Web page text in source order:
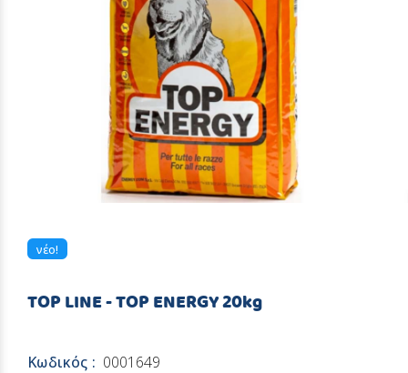
νέο!
TOP LINE - TOP ENERGY 20kg
Κωδικός : 0001649